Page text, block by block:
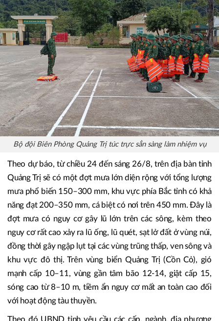
các công trình kiên cố, nhà cao ráo, bảo đảm an toàn.
Các ngành tập trung cao độ trong công tác chống bão
Bộ đội Biên Phòng Quảng Trị túc trực sẳn sàng làm nhiệm vụ
Theo dự báo, từ chiều 24 đến sáng 26/8, trên địa bàn tỉnh
Quảng Trị sẽ có một đợt mưa lớn diện rộng với tổng lượng
mưa phổ biến 150–300 mm, khu vực phía Bắc tỉnh có khả
năng đạt 200–350 mm, cá biệt có nơi trên 450 mm. Đây là
đợt mưa có nguy cơ gây lũ lớn trên các sông, kèm theo
nguy cơ rất cao xảy ra lũ ống, lũ quét, sạt lở đất ở vùng núi,